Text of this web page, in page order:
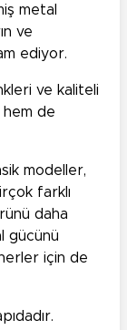
metal
ve
ediyor.
ve kaliteli
hem de
modeller,
farklı
daha
gücünü
için de